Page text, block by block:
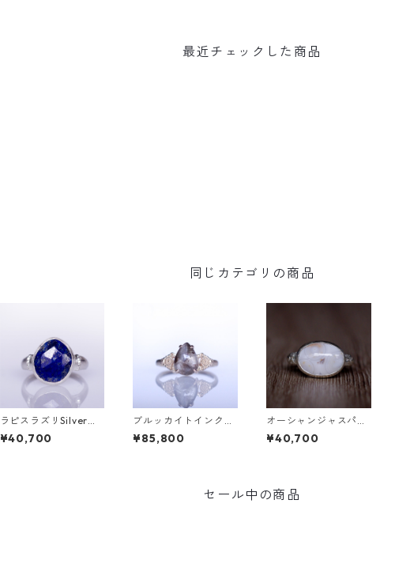
最近チェックした商品
同じカテゴリの商品
ラピスラズリSilverリ
ング PAO(パオ）[P00
2]
¥40,700
ブルッカイトインクォ
ーツK10リング MALW
A (マルワ)[M244]
¥85,800
オーシャンジャスパー
Silverリング EPA(エ
パ）[E001]
¥40,700
セール中の商品